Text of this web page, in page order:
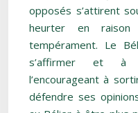
opposés s’attirent
heurter en
tempérament. Le
s’affirmer et à
l’encourageant à
défendre ses